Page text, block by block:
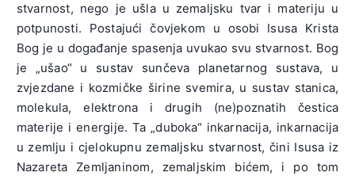
stvarnost, nego je ušla u zemaljsku tvar i materiju u
potpunosti. Postajući čovjekom u osobi Isusa Krista
Bog je u događanje spasenja uvukao svu stvarnost. Bog
je „ušao“ u sustav sunčeva planetarnog sustava, u
zvjezdane i kozmičke širine svemira, u sustav stanica,
molekula, elektrona i drugih (ne)poznatih čestica
materije i energije. Ta „duboka“ inkarnacija, inkarnacija
u zemlju i cjelokupnu zemaljsku stvarnost, čini Isusa iz
Nazareta Zemljaninom, zemaljskim bićem, i po tom